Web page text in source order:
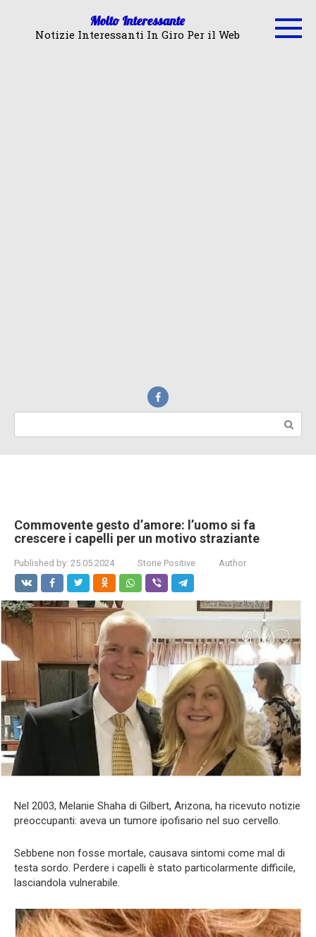
Molto Interessante
Notizie Interessanti In Giro Per il Web
Commovente gesto d’amore: l’uomo si fa
crescere i capelli per un motivo straziante
Published by: 25.05.2024 Storie Positive Author
Nel 2003, Melanie Shaha di Gilbert, Arizona, ha ricevuto notizie
preoccupanti: aveva un tumore ipofisario nel suo cervello.
Sebbene non fosse mortale, causava sintomi come mal di
testa sordo. Perdere i capelli è stato particolarmente difficile,
lasciandola vulnerabile.